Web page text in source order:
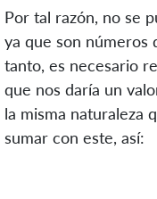
Por tal razón, no se
ya que son números
tanto, es necesario
que nos daría un
la misma naturaleza
sumar con este, así: